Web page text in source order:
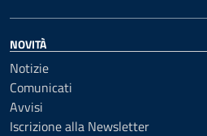
NOVITÀ
Notizie
Comunicati
Avvisi
Iscrizione alla Newsletter